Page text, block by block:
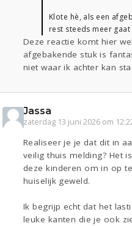
Klote hè, als een
rest steeds meer gaat
Deze reactie komt hier
afgebakende stuk is
niet waar ik achter kan
Jassa
zaterdag 13 juni 2026 om
Realiseer je je dat dit in
veilig thuis melding? Het
deze kinderen om in op
huiselijk geweld.
Ik begrijp echt dat het
leuke kanten die je ook